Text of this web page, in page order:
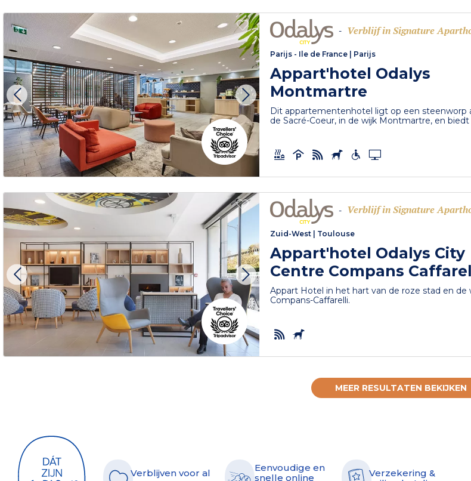
- Verblijf in Signature
Parijs - Ile de France Parijs
Appart'hotel Odalys
Montmartre
Dit appartementenhotel ligt op een steenworp
de Sacré-Coeur, in de wijk Montmartre, en biedt
- Verblijf in Signature
Zuid-West Toulouse
Appart'hotel Odalys City
Centre Compans
Appart Hotel in het hart van de roze stad en de
Compans-Caffarelli.
MEER RESULTATEN BEKIJKEN
Verblijven voor al
Eenvoudige en
snelle online
Verzekering &